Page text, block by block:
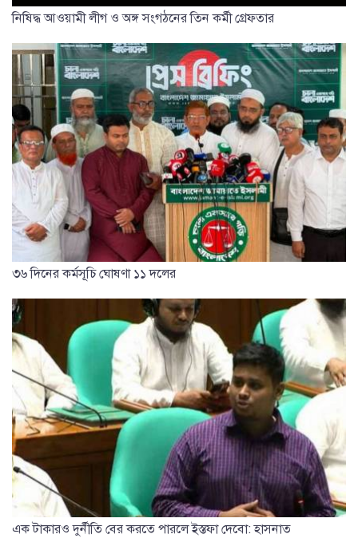
নিষিদ্ধ আওয়ামী লীগ ও অঙ্গ সংগঠনের তিন কর্মী গ্রেফতার
৩৬ দিনের কর্মসূচি ঘোষণা ১১ দলের
এক টাকারও দুর্নীতি বের করতে পারলে ইস্তফা দেবো: হাসনাত